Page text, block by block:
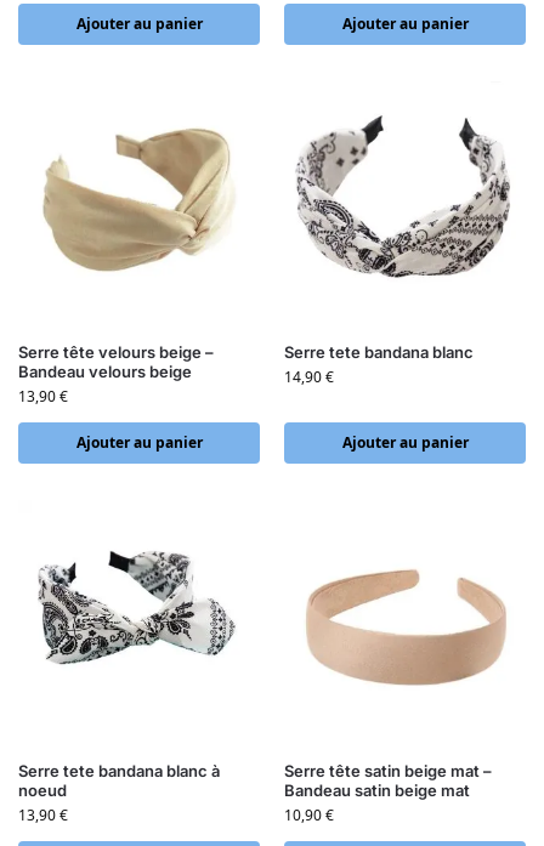
Ajouter au panier Ajouter au panier
Serre tête velours beige –
Bandeau velours beige
13,90€
Ajouter au panier
Serre tete bandana blanc
14,90€
Ajouter au panier
Serre tete bandana blanc à
noeud
13,90€
Serre tête satin beige mat –
Bandeau satin beige mat
10,90€